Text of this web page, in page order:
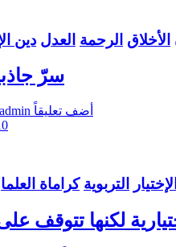
الأخلاق الرحمة العدل دين
سرّ
أضف تعليقاً
التربوية كراماة العلما
لكنها تتوقف